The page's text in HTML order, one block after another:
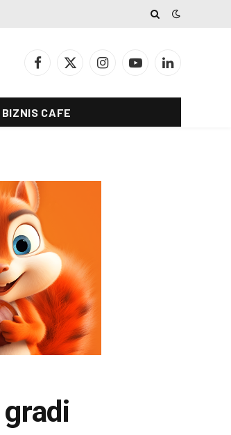
Facebook
X
InstagramYouTubeLinkedIn
BIZNIS CAFE